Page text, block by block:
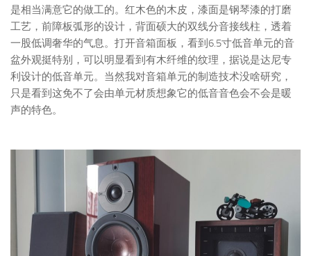
是相当满意它的做工的。红木色的木皮，漆面是钢琴漆的打磨
工艺，前障板弧形的设计，背面硕大的双线分音接线柱，透着
一股低调奢华的气息。打开音箱面板，看到6.5寸低音单元的音
盆外观挺特别，可以明显看到有木纤维的纹理，据说是达尼专
利设计的低音单元。当然我对音箱单元的制造技术没啥研究，
只是看到这免不了会由单元材质想象它的低音音色会不会是暖
声的特色。